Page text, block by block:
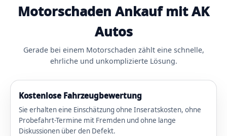
Motorschaden Ankauf mit AK
Autos
Gerade bei einem Motorschaden zählt eine schnelle,
ehrliche und unkomplizierte Lösung.
Kostenlose Fahrzeugbewertung
Sie erhalten eine Einschätzung ohne Inseratskosten, ohne
Probefahrt-Termine mit Fremden und ohne lange
Diskussionen über den Defekt.